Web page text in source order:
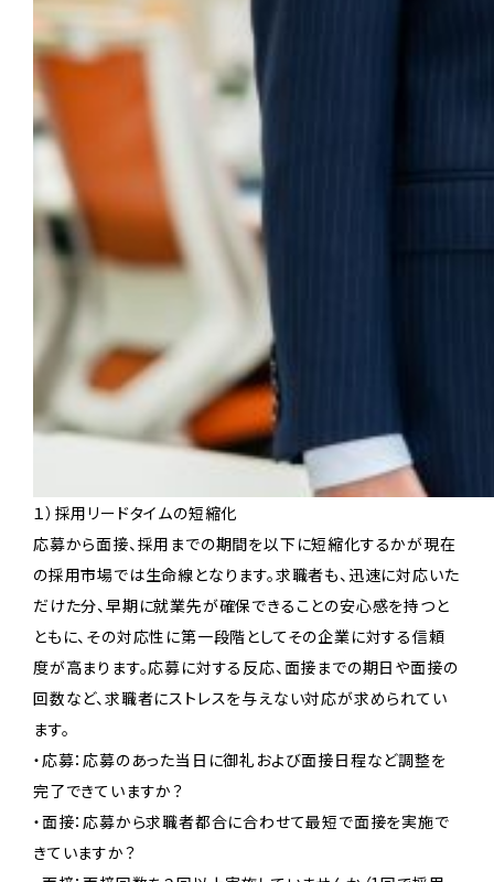
１）採用リードタイムの短縮化
応募から面接、採用までの期間を以下に短縮化するかが現在
の採用市場では生命線となります。求職者も、迅速に対応いた
だけた分、早期に就業先が確保できることの安心感を持つと
ともに、その対応性に第一段階としてその企業に対する信頼
度が高まります。応募に対する反応、面接までの期日や面接の
回数など、求職者にストレスを与えない対応が求められてい
ます。
・応募：応募のあった当日に御礼および面接日程など調整を
完了できていますか？
・面接：応募から求職者都合に合わせて最短で面接を実施で
きていますか？